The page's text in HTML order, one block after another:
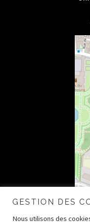
GESTION DES
Nous utilisons des